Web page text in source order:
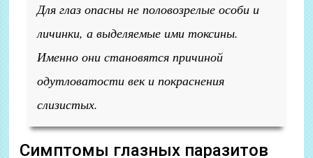
Для глаз опасны не половозрелые особи и
личинки, а выделяемые ими токсины.
Именно они становятся причиной
одутловатости век и покраснения
слизистых.
Симптомы глазных паразитов